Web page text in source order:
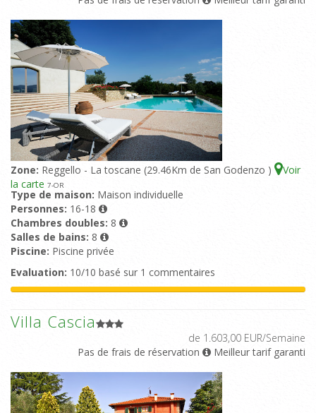
Zone: Reggello - La toscane (29.46Km de San Godenzo )
Voir
la carte 7-OR
Type de maison: Maison individuelle
Personnes: 16-18
Chambres doubles: 8
Salles de bains: 8
Piscine: Piscine privée
Evaluation: 10/10 basé sur 1 commentaires
Villa Cascia
de 1.603,00 EUR/Semaine
Pas de frais de réservation
Meilleur tarif garanti